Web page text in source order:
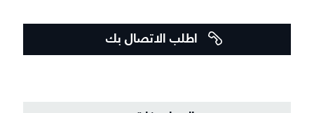
اطلب الاتصال بك